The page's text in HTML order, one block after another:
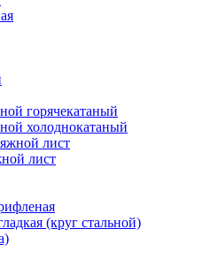
горячекатаный
холоднокатаный
лист
(круг стальной)